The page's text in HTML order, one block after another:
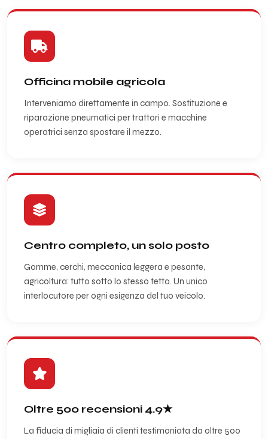
Officina mobile agricola
Interveniamo direttamente in campo. Sostituzione e
riparazione pneumatici per trattori e macchine
operatrici senza spostare il mezzo.
Centro completo, un solo posto
Gomme, cerchi, meccanica leggera e pesante,
agricoltura: tutto sotto lo stesso tetto. Un unico
interlocutore per ogni esigenza del tuo veicolo.
Oltre 500 recensioni 4.9★
La fiducia di migliaia di clienti testimoniata da oltre 500